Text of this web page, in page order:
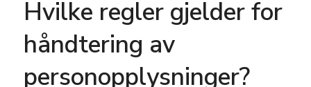
Hvilke regler gjelder for
håndtering av
personopplysninger?